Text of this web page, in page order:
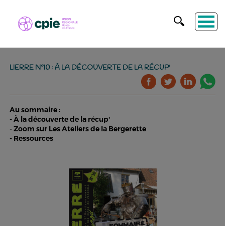
LIERRE N°10 : À LA DÉCOUVERTE DE LA RÉCUP'
Au sommaire :
- À la découverte de la récup'
- Zoom sur Les Ateliers de la Bergerette
- Ressources